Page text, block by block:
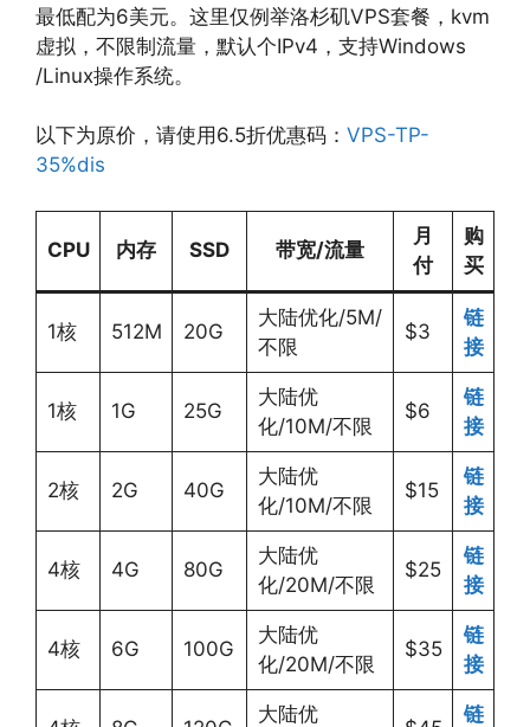
最低配为6美元。这里仅例举洛杉矶VPS套餐，kvm
虚拟，不限制流量，默认个IPv4，支持Windows
/Linux操作系统。
以下为原价，请使用6.5折优惠码： VPS-TP-
35%dis
CPU 内存 SSD 带宽/流量
月
付
购
买
1核 512M 20G
大陆优化/5M/
不限
$3
链
接
1核 1G 25G
大陆优
化/10M/不限
$6
链
接
2核 2G 40G
大陆优
化/10M/不限
$15
链
接
4核 4G 80G
大陆优
化/20M/不限
$25
链
接
4核 6G 100G
大陆优
化/20M/不限
$35
链
接
大陆优 链